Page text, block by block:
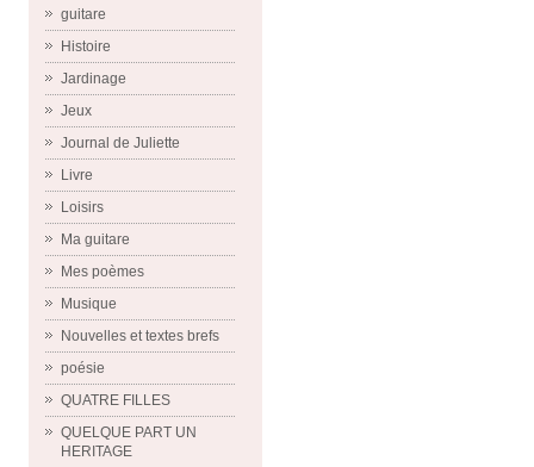
guitare
Histoire
Jardinage
Jeux
Journal de Juliette
Livre
Loisirs
Ma guitare
Mes poèmes
Musique
Nouvelles et textes brefs
poésie
QUATRE FILLES
QUELQUE PART UN
HERITAGE